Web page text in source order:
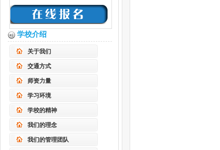
学校介绍
关于我们
交通方式
师资力量
学习环境
学校的精神
我们的理念
我们的管理团队